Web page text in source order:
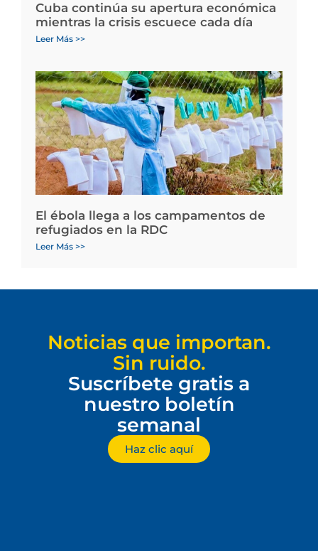
Cuba continúa su apertura económica
mientras la crisis escuece cada día
Leer Más >>
El ébola llega a los campamentos de
refugiados en la RDC
Leer Más >>
Noticias que importan.
Sin ruido.
Suscríbete gratis a
nuestro boletín
semanal
Haz clic aquí